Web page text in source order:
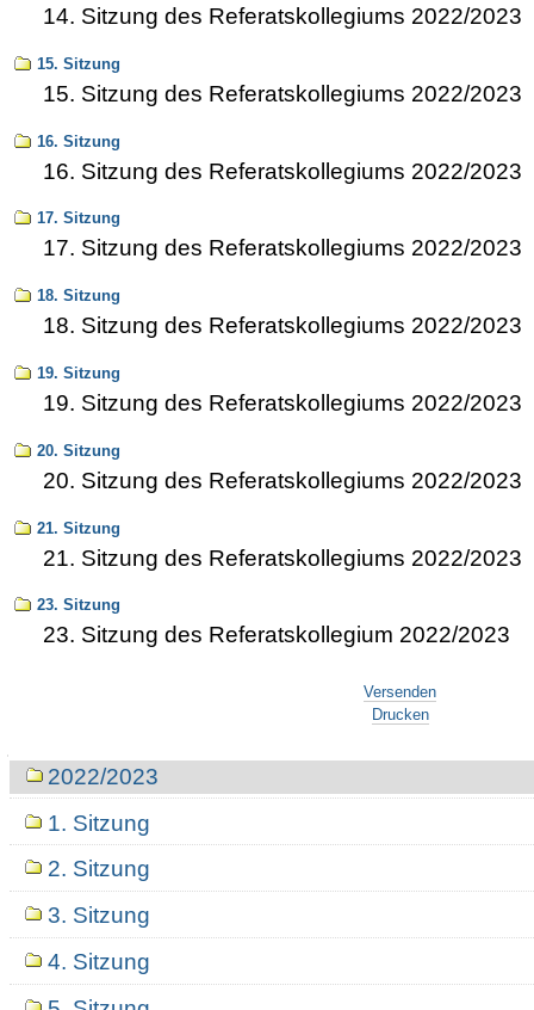
14. Sitzung des Referatskollegiums 2022/2023
15. Sitzung
15. Sitzung des Referatskollegiums 2022/2023
16. Sitzung
16. Sitzung des Referatskollegiums 2022/2023
17. Sitzung
17. Sitzung des Referatskollegiums 2022/2023
18. Sitzung
18. Sitzung des Referatskollegiums 2022/2023
19. Sitzung
19. Sitzung des Referatskollegiums 2022/2023
20. Sitzung
20. Sitzung des Referatskollegiums 2022/2023
21. Sitzung
21. Sitzung des Referatskollegiums 2022/2023
23. Sitzung
23. Sitzung des Referatskollegium 2022/2023
Versenden
Drucken
Navigation2022/2023
1. Sitzung
2. Sitzung
3. Sitzung
4. Sitzung